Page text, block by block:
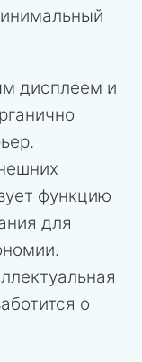
дисплеем и
функцию
для
о